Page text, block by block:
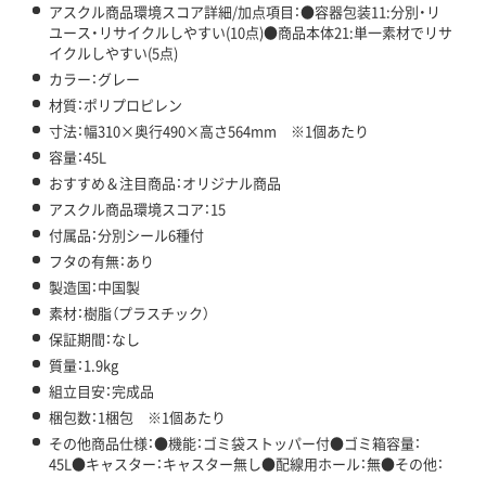
アスクル商品環境スコア詳細/加点項目：●容器包装11:分別・リ
ユース・リサイクルしやすい(10点)●商品本体21:単一素材でリサ
イクルしやすい(5点)
カラー：グレー
材質：ポリプロピレン
寸法：幅310×奥行490×高さ564mm ※1個あたり
容量：45L
おすすめ＆注目商品：オリジナル商品
アスクル商品環境スコア：15
付属品：分別シール6種付
フタの有無：あり
製造国：中国製
素材：樹脂（プラスチック）
保証期間：なし
質量：1.9kg
組立目安：完成品
梱包数：1梱包 ※1個あたり
その他商品仕様：●機能：ゴミ袋ストッパー付●ゴミ箱容量：
45L●キャスター：キャスター無し●配線用ホール：無●その他：